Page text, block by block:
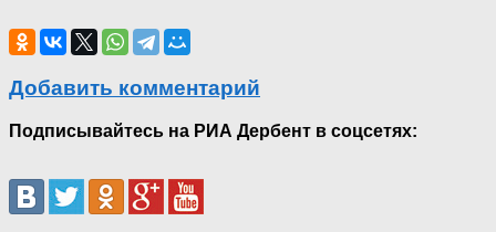
Добавить комментарий
Подписывайтесь на РИА Дербент в соцсетях: